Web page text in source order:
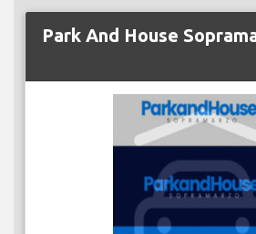
Park And House